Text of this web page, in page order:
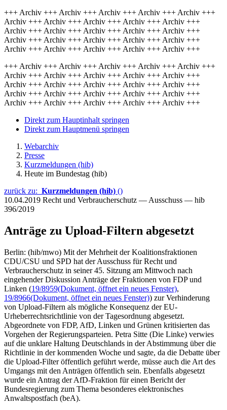
+++ Archiv +++ Archiv +++ Archiv +++ Archiv +++ Archiv +++
Archiv +++ Archiv +++ Archiv +++ Archiv +++ Archiv +++
Archiv +++ Archiv +++ Archiv +++ Archiv +++ Archiv +++
Archiv +++ Archiv +++ Archiv +++ Archiv +++ Archiv +++
Archiv +++ Archiv +++ Archiv +++ Archiv +++ Archiv +++
+++ Archiv +++ Archiv +++ Archiv +++ Archiv +++ Archiv +++
Archiv +++ Archiv +++ Archiv +++ Archiv +++ Archiv +++
Archiv +++ Archiv +++ Archiv +++ Archiv +++ Archiv +++
Archiv +++ Archiv +++ Archiv +++ Archiv +++ Archiv +++
Archiv +++ Archiv +++ Archiv +++ Archiv +++ Archiv +++
Direkt zum Hauptinhalt springen
Direkt zum Hauptmenü springen
Webarchiv
Presse
Kurzmeldungen (hib)
Heute im Bundestag (hib)
zurück zu: Kurzmeldungen (hib) ()
10.04.2019 Recht und Verbraucherschutz — Ausschuss — hib
396/2019
Anträge zu Upload-Filtern abgesetzt
Berlin: (hib/mwo) Mit der Mehrheit der Koalitionsfraktionen
CDU/CSU und SPD hat der Ausschuss für Recht und
Verbraucherschutz in seiner 45. Sitzung am Mittwoch nach
eingehender Diskussion Anträge der Fraktionen von FDP und
Linken (19/8959(Dokument, öffnet ein neues Fenster),
19/8966(Dokument, öffnet ein neues Fenster)) zur Verhinderung
von Upload-Filtern als mögliche Konsequenz der EU-
Urheberrechtsrichtlinie von der Tagesordnung abgesetzt.
Abgeordnete von FDP, AfD, Linken und Grünen kritisierten das
Vorgehen der Regierungsparteien. Petra Sitte (Die Linke) verwies
auf die unklare Haltung Deutschlands in der Abstimmung über die
Richtlinie in der kommenden Woche und sagte, da die Debatte über
die Upload-Filter öffentlich geführt werde, müsse auch die Art des
Umgangs mit den Anträgen öffentlich sein. Ebenfalls abgesetzt
wurde ein Antrag der AfD-Fraktion für einen Bericht der
Bundesregierung zum Thema besonderes elektronisches
Anwaltspostfach (beA).